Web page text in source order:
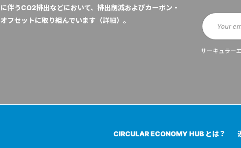
に伴うCO2排出などにおいて、排出削減およびカーボン・
オフセットに取り組んでいます（詳細）。
サーキュラー
CIRCULAR ECONOMY HUB とは？